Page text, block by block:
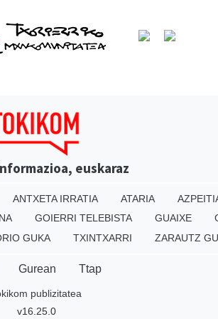
euskaraz
ANTXETA IRRATIA ATARIA
GOIERRI TELEBISTA GUAIXE
GUKA TXINTXARRI ZARAUTZ
Gurean Ttap
publizitatea
v16.25.0